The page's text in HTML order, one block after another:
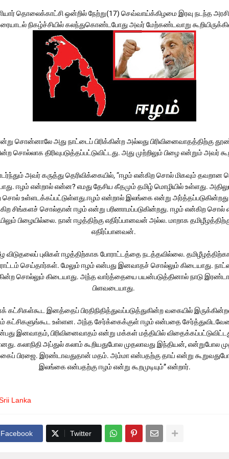
தொலைக்காட்சி ஒன்றில் நேற்று(17) செவ்வாய்க்கிழமை இரவு நடந்த
நிகழ்ச்சியில் கலந்துகொண்டபோது அவர் மேற்கண்டவாறு
சொன்னாலே அது நாட்டைப் பிரிக்கின்ற அல்லது பிரிவினைவாதத்திற்கு
சொல்லாக திரிவுபடுத்தப்பட்டுவிட்டது. அது முற்றிலும் பிழை என்றும் அவர்
அவர் கருத்து தெரிவிக்கையில், “ஈழம் என்கிற சொல் மிகவும் தவறான
ஈழம் என்றால் என்ன? எமது தேசிய கீதமும் தமிழ் மொழியில் உள்ளது.
சொல் உள்ளடக்கப்பட்டுள்ளது.ஈழம் என்றால் இலங்கை என்று
சிங்களச் சொல்தான் ஈழம் என்று பரிணாமப்படுகின்றது. ஈழம் என்கிற சொல்
பிழையில்லை. நான் ஈழத்திற்கு எதிர்ப்பானவன் அல்ல. மாறாக
எதிர்ப்பானவன்.
விடுதலைப் புலிகள் ஈழத்திற்காக போராட்டத்தை நடத்தவில்லை.
செய்தார்கள். மேலும் ஈழம் என்பது இனவாதச் சொல்லும் கிடையாது.
சொல்லும் கிடையாது. அந்த வார்த்தையை பயன்படுத்தினால் நாடு
பிளவடையாது.
கட்சிகள்கூட இனத்தைப் பிரதிநிதித்துவப்படுத்துகின்ற வகையில்
கட்சிகளுங்கூட உள்ளன. அந்த சேர்க்கைக்குள் ஈழம் என்பதை
இனவாதம், பிரிவினைவாதம் என்று மக்கள் மத்தியில்
கலாநிதி அப்துல் கலாம் கூறியதுபோல முதலாவது இந்தியன், என்றுபோல
பிரஜை. இரண்டாவதுதான் மதம். அம்மா என்பதற்கு தாய் என்று
இலங்கை என்பதற்கு ஈழம் என்று கூறமுடியும்” என்றார்.
Lanka
Facebook Twitter